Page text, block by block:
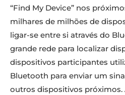
“Find My Device” nos
milhares de milhões de
ligar-se entre si através do
grande rede para localizar
dispositivos participantes
Bluetooth para enviar um
outros dispositivos próximos.